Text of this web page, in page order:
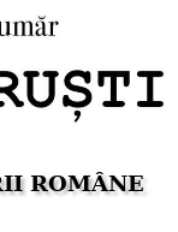
ROMÂNE